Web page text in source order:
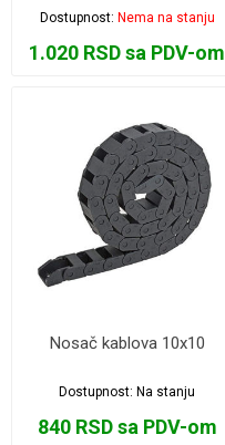
Dostupnost: Nema na stanju
1.020 RSD sa PDV-om
Nosač kablova 10x10
Dostupnost: Na stanju
840 RSD sa PDV-om